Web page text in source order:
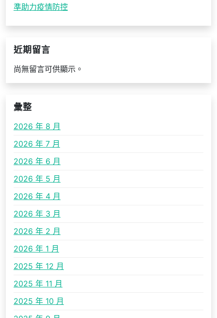
準助力疫情防控
近期留言
尚無留言可供顯示。
彙整
2026 年 8 月
2026 年 7 月
2026 年 6 月
2026 年 5 月
2026 年 4 月
2026 年 3 月
2026 年 2 月
2026 年 1 月
2025 年 12 月
2025 年 11 月
2025 年 10 月